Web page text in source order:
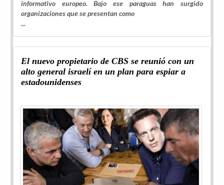
informativo europeo. Bajo ese paraguas han surgido
organizaciones que se presentan como
...
El nuevo propietario de CBS se reunió con un
alto general israelí en un plan para espiar a
estadounidenses